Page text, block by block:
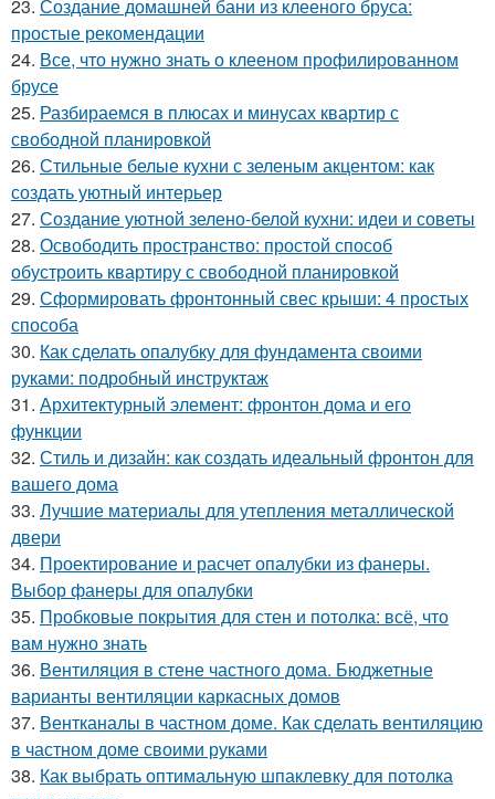
23. Создание домашней бани из клееного бруса:
простые рекомендации
24. Все, что нужно знать о клееном профилированном
брусе
25. Разбираемся в плюсах и минусах квартир с
свободной планировкой
26. Стильные белые кухни с зеленым акцентом: как
создать уютный интерьер
27. Создание уютной зелено-белой кухни: идеи и советы
28. Освободить пространство: простой способ
обустроить квартиру с свободной планировкой
29. Сформировать фронтонный свес крыши: 4 простых
способа
30. Как сделать опалубку для фундамента своими
руками: подробный инструктаж
31. Архитектурный элемент: фронтон дома и его
функции
32. Стиль и дизайн: как создать идеальный фронтон для
вашего дома
33. Лучшие материалы для утепления металлической
двери
34. Проектирование и расчет опалубки из фанеры.
Выбор фанеры для опалубки
35. Пробковые покрытия для стен и потолка: всё, что
вам нужно знать
36. Вентиляция в стене частного дома. Бюджетные
варианты вентиляции каркасных домов
37. Вентканалы в частном доме. Как сделать вентиляцию
в частном доме своими руками
38. Как выбрать оптимальную шпаклевку для потолка